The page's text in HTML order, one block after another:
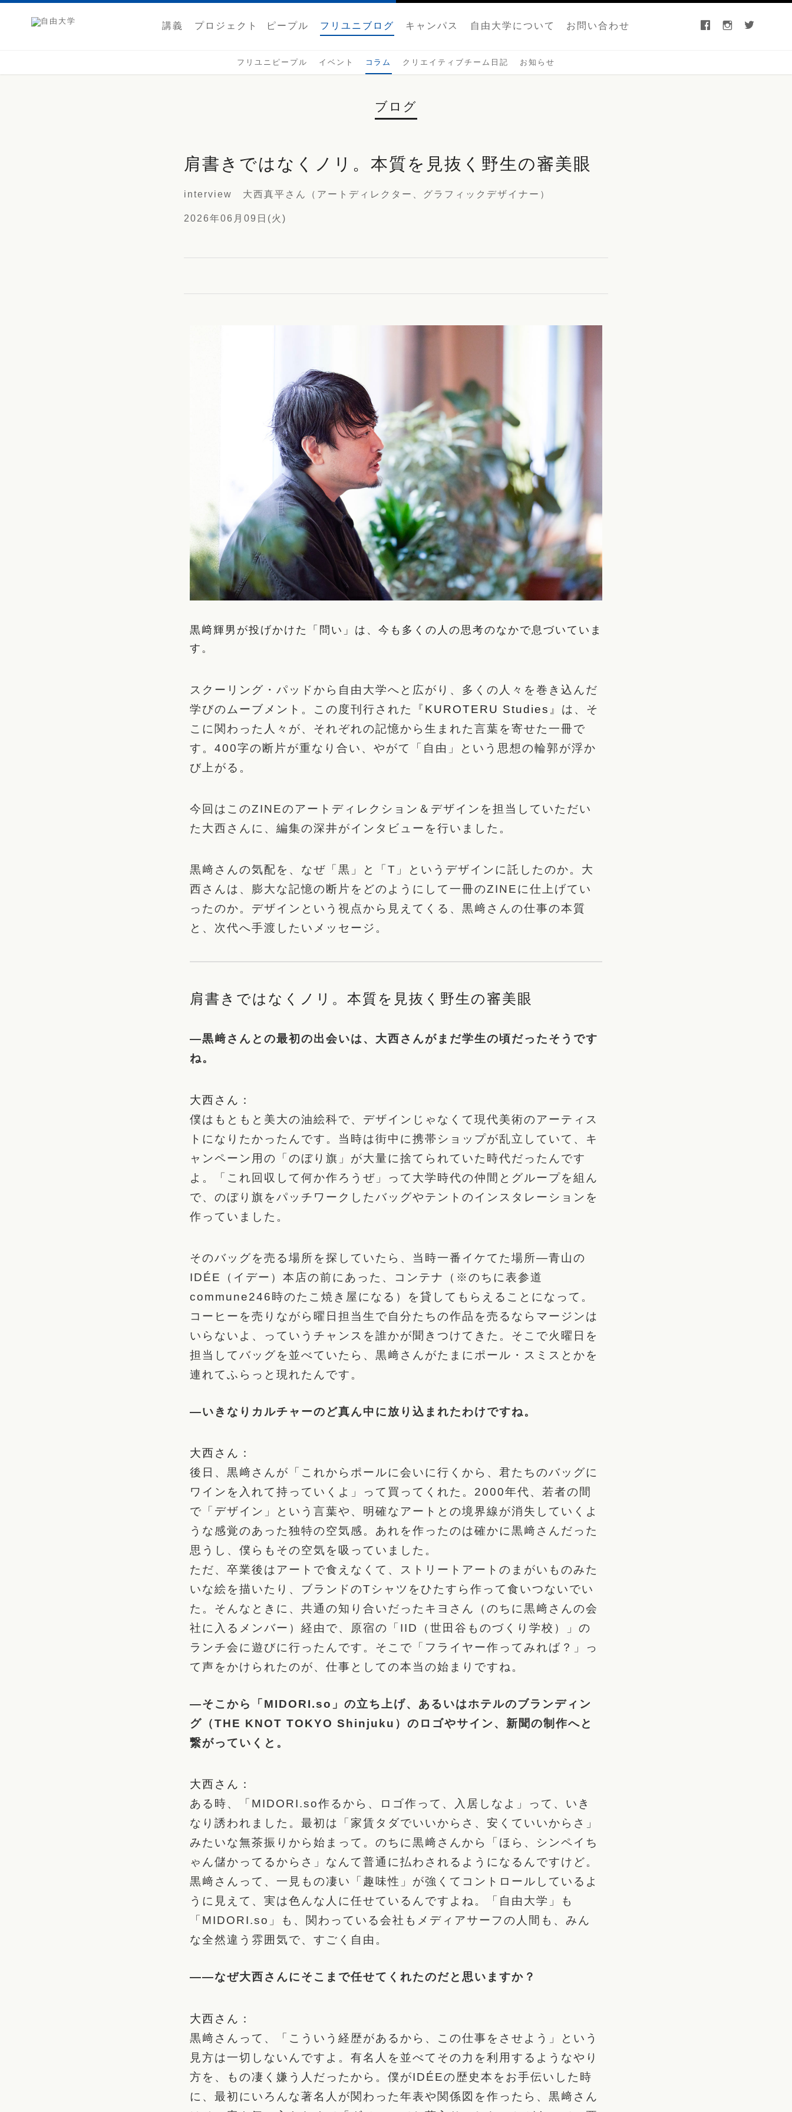
講義 プロジェクト ピープル フリユニブログ キャンパス 自由大学について お問い合わせ facebook instagram twitter
フリユニピープル イベント コラム クリエイティブチーム日記 お知らせ
ブログ
肩書きではなくノリ。本質を見抜く野生の審美眼
interview 大西真平さん（アートディレクター、グラフィックデザイナー）
2026年06月09日(火)
黒﨑輝男が投げかけた「問い」は、今も多くの人の思考のなかで息づいていま
す。
スクーリング・パッドから自由大学へと広がり、多くの人々を巻き込んだ
学びのムーブメント。この度刊行された『 KUROTERU Studies 』は、そ
こに関わった人々が、それぞれの記憶から生まれた言葉を寄せた一冊で
す。400字の断片が重なり合い、やがて「自由」という思想の輪郭が浮か
び上がる。
今回はこのZINEのアートディレクション＆デザインを担当していただい
た大西さんに、編集の深井がインタビューを行いました。
黒﨑さんの気配を、なぜ「黒」と「T」というデザインに託したのか。大
西さんは、膨大な記憶の断片をどのようにして一冊のZINEに仕上げてい
ったのか。デザインという視点から見えてくる、黒﨑さんの仕事の本質
と、次代へ手渡したいメッセージ。
肩書きではなくノリ。本質を見抜く野生の審美眼
―黒﨑さんとの最初の出会いは、大西さんがまだ学生の頃だったそうです
ね。
大西さん：
僕はもともと美大の油絵科で、デザインじゃなくて現代美術のアーティス
トになりたかったんです。当時は街中に携帯ショップが乱立していて、キ
ャンペーン用の「のぼり旗」が大量に捨てられていた時代だったんです
よ。「これ回収して何か作ろうぜ」って大学時代の仲間とグループを組ん
で、のぼり旗をパッチワークしたバッグやテントのインスタレーションを
作っていました。
そのバッグを売る場所を探していたら、当時一番イケてた場所―青山の
IDÉE（イデー）本店の前にあった、コンテナ（※のちに表参道
commune246時のたこ焼き屋になる）を貸してもらえることになって。
コーヒーを売りながら曜日担当生で自分たちの作品を売るならマージンは
いらないよ、っていうチャンスを誰かが聞きつけてきた。そこで火曜日を
担当してバッグを並べていたら、黒﨑さんがたまにポール・スミスとかを
連れてふらっと現れたんです。
―いきなりカルチャーのど真ん中に放り込まれたわけですね。
大西さん：
後日、黒﨑さんが「これからポールに会いに行くから、君たちのバッグに
ワインを入れて持っていくよ」って買ってくれた。2000年代、若者の間
で「デザイン」という言葉や、明確なアートとの境界線が消失していくよ
うな感覚のあった独特の空気感。あれを作ったのは確かに黒﨑さんだった
思うし、僕らもその空気を吸っていました。
ただ、卒業後はアートで食えなくて、ストリートアートのまがいものみた
いな絵を描いたり、ブランドのTシャツをひたすら作って食いつないでい
た。そんなときに、共通の知り合いだったキヨさん（のちに黒﨑さんの会
社に入るメンバー）経由で、原宿の「IID（世田谷ものづくり学校）」の
ランチ会に遊びに行ったんです。そこで「フライヤー作ってみれば？」っ
て声をかけられたのが、仕事としての本当の始まりですね。
―そこから「MIDORI.so」の立ち上げ、あるいはホテルのブランディン
グ（THE KNOT TOKYO Shinjuku）のロゴやサイン、新聞の制作へと
繋がっていくと。
大西さん：
ある時、「MIDORI.so作るから、ロゴ作って、入居しなよ」って、いき
なり誘われました。最初は「家賃タダでいいからさ、安くていいからさ」
みたいな無茶振りから始まって。のちに黒﨑さんから「ほら、シンペイち
ゃん儲かってるからさ」なんて普通に払わされるようになるんですけど。
黒﨑さんって、一見もの凄い「趣味性」が強くてコントロールしているよ
うに見えて、実は色んな人に任せているんですよね。「自由大学」も
「MIDORI.so」も、関わっている会社もメディアサーフの人間も、みん
な全然違う雰囲気で、すごく自由。
――なぜ大西さんにそこまで任せてくれたのだと思いますか？
大西さん：
黒﨑さんって、「こういう経歴があるから、この仕事をさせよう」という
見方は一切しないんですよ。有名人を並べてその力を利用するようなやり
方を、もの凄く嫌う人だったから。僕がIDÉEの歴史本をお手伝いした時
に、最初にいろんな著名人が関わった年表や関係図を作ったら、黒﨑さん